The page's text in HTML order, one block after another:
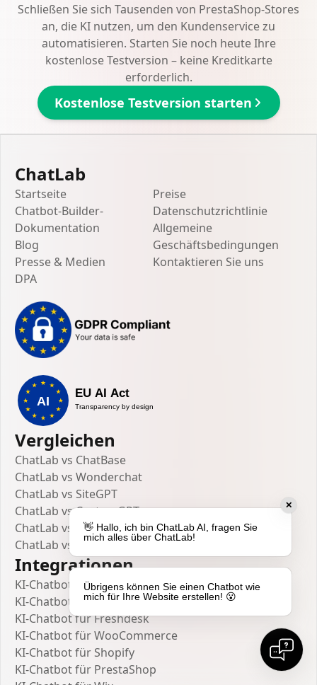
Schließen Sie sich Tausenden von PrestaShop-Stores
an, die KI nutzen, um den Kundenservice zu
automatisieren. Starten Sie noch heute Ihre
kostenlose Testversion – keine Kreditkarte
erforderlich.
Kostenlose Testversion starten
ChatLab
Startseite
Chatbot-Builder-
Dokumentation
Blog
Presse & Medien
DPA
Preise
Datenschutzrichtlinie
Allgemeine
Geschäftsbedingungen
Kontaktieren Sie uns
Vergleichen
ChatLab vs ChatBase
ChatLab vs Wonderchat
ChatLab vs SiteGPT
ChatLab vs CustomGPT
ChatLab vs IBM Watson
ChatLab vs Intercom Fin
Integrationen
KI-Chatbot für WordPress
KI-Chatbot für Webflow
KI-Chatbot für Freshdesk
KI-Chatbot für WooCommerce
KI-Chatbot für Shopify
KI-Chatbot für PrestaShop
✕
👋 Hallo, ich bin ChatLab AI, fragen Sie
mich alles über ChatLab!
Übrigens können Sie einen Chatbot wie
mich für Ihre Website erstellen! 😮